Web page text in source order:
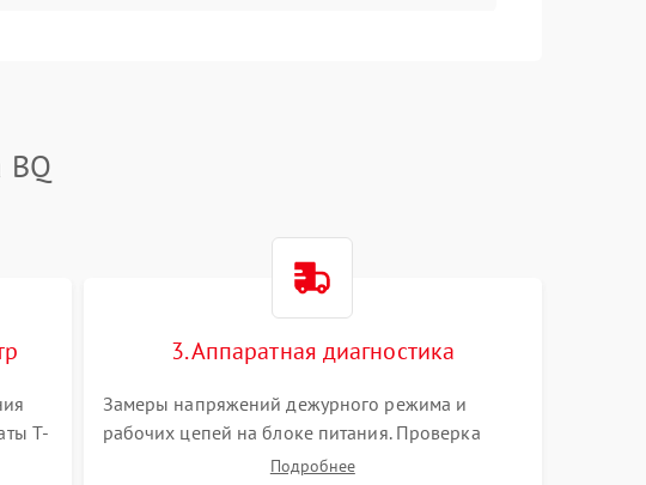
BQ
T-
3. Аппаратная диагностика
Замеры напряжений дежурного режима и
рабочих цепей на блоке питания. Проверка
видеосигналов на плате T-Con с помощью
Подробнее